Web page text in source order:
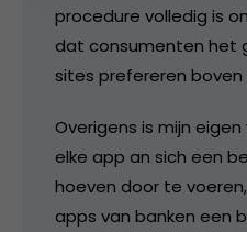
procedure volledig is
dat consumenten het
sites prefereren
Overigens is mijn
elke app an sich een
hoeven door te
apps van banken een